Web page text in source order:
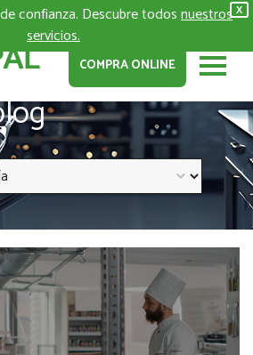
X
confianza. Descubre todosnuestros
servicios.
COMPRA ONLINE